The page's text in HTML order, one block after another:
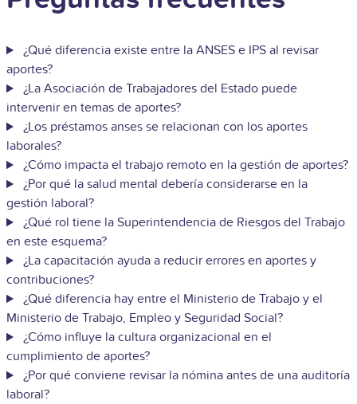
¿Qué diferencia existe entre la ANSES e IPS al revisar
aportes?
¿La Asociación de Trabajadores del Estado puede
intervenir en temas de aportes?
¿Los préstamos anses se relacionan con los aportes
laborales?
¿Cómo impacta el trabajo remoto en la gestión de aportes?
¿Por qué la salud mental debería considerarse en la
gestión laboral?
¿Qué rol tiene la Superintendencia de Riesgos del Trabajo
en este esquema?
¿La capacitación ayuda a reducir errores en aportes y
contribuciones?
¿Qué diferencia hay entre el Ministerio de Trabajo y el
Ministerio de Trabajo, Empleo y Seguridad Social?
¿Cómo influye la cultura organizacional en el
cumplimiento de aportes?
¿Por qué conviene revisar la nómina antes de una auditoría
laboral?